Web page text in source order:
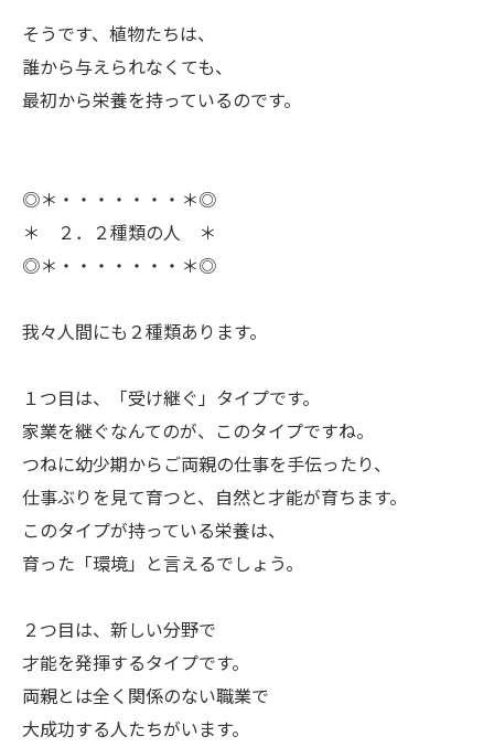
ㅤそうです、植物たちは、
誰から与えられなくても、
最初から栄養を持っているのです。
◎＊・・・・・・・＊◎
＊ ２．２種類の人 ＊
◎＊・・・・・・・＊◎
ㅤ我々人間にも２種類あります。
ㅤ１つ目は、「受け継ぐ」タイプです。
家業を継ぐなんてのが、このタイプですね。
つねに幼少期からご両親の仕事を手伝ったり、
仕事ぶりを見て育つと、自然と才能が育ちます。
このタイプが持っている栄養は、
育った「環境」と言えるでしょう。
ㅤ２つ目は、新しい分野で
才能を発揮するタイプです。
両親とは全く関係のない職業で
大成功する人たちがいます。